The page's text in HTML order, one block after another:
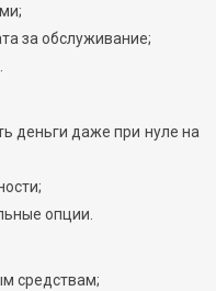
за обслуживание;
деньги даже при нуле на
опции.
средствам;